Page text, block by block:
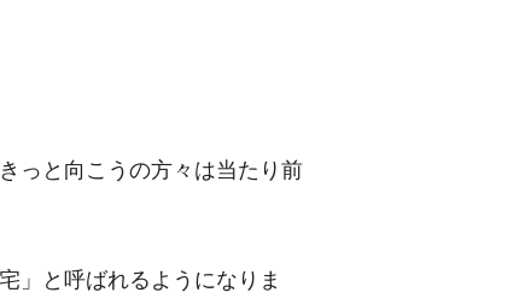
っと向こうの方々は当たり前
」と呼ばれるようになりま